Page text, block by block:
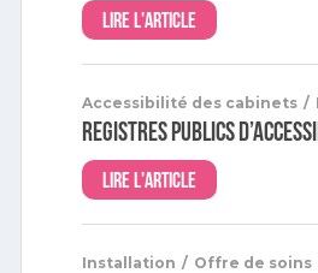
Lire l'article
Accessibilité des cabinets /
Registres publics
Lire l'article
Installation / Offre de soins